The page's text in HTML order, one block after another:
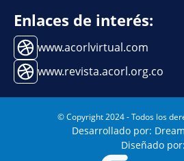
Enlaces de interés:
www.acorlvirtual.com
www.revista.acorl.org.co
© Copyright 2024 - Todos los
Desarrollado por:
Diseñado por: